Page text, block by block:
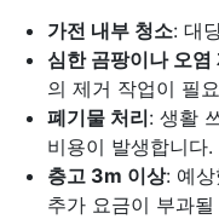
가전 내부 청소: 대
심한 곰팡이나 오염
의 제거 작업이 필
폐기물 처리: 생활
비용이 발생합니다.
층고 3m 이상: 예
추가 요금이 부과